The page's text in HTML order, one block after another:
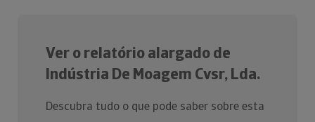
Ver o relatório alargado de
Indústria De Moagem Cvsr, Lda.
Descubra tudo o que pode saber sobre esta